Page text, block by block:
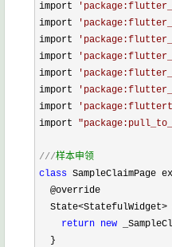
import
'
import
'
import
'
import
'
import
'
import
'
import
'
import "
///样本申领
class SampleClaimPage
  @override
  State
<StatefulWidget>
return new
  }